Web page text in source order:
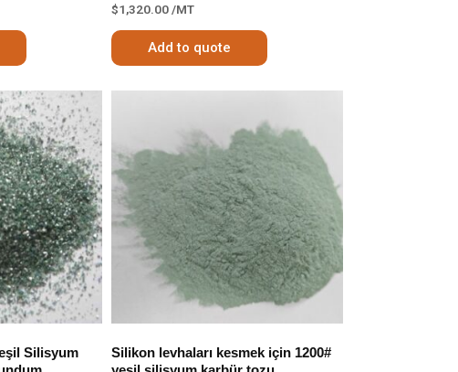
$1,320.00 /MT
Add to quote
Silisyum
Silikon levhaları kesmek için 1200#